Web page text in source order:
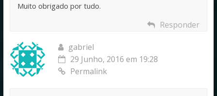
Muito obrigado por tudo.
Responder
gabriel
29 Junho, 2016 em 19:28
Permalink